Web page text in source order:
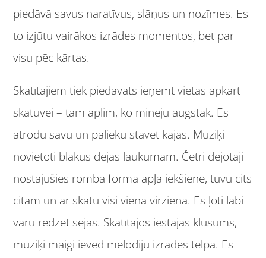
piedāvā savus naratīvus, slāņus un nozīmes. Es
to izjūtu vairākos izrādes momentos, bet par
visu pēc kārtas.
Skatītājiem tiek piedāvāts ieņemt vietas apkārt
skatuvei – tam aplim, ko minēju augstāk. Es
atrodu savu un palieku stāvēt kājās. Mūziķi
novietoti blakus dejas laukumam. Četri dejotāji
nostājušies romba formā apļa iekšienē, tuvu cits
citam un ar skatu visi vienā virzienā. Es ļoti labi
varu redzēt sejas. Skatītājos iestājas klusums,
mūziķi maigi ieved melodiju izrādes telpā. Es